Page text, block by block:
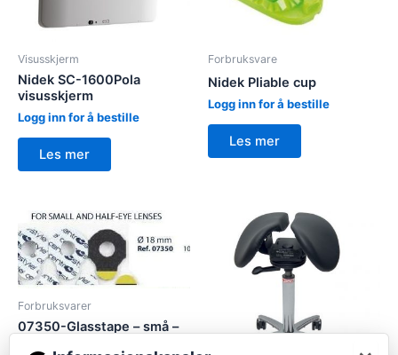
Visusskjerm
Nidek SC-1600Pola
visusskjerm
Logg inn for å bestille
Les mer
Forbruksvare
Nidek Pliable cup
Logg inn for å bestille
Les mer
Forbruksvarer
07350-Glasstape – små –